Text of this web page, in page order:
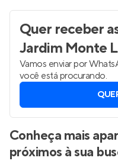
Quer receber
Jardim Monte
Vamos enviar por
você está procurando.
Conheça mais
próximos à sua